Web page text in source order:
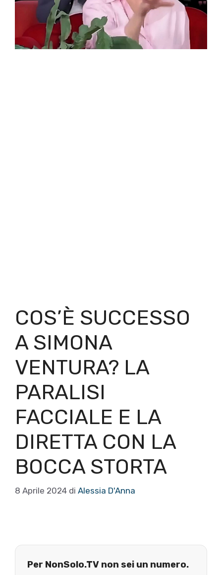
COS’È SUCCESSO
A SIMONA
VENTURA? LA
PARALISI
FACCIALE E LA
DIRETTA CON LA
BOCCA STORTA
8 Aprile 2024 di Alessia D'Anna
Per NonSolo.TV non sei un numero.